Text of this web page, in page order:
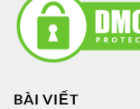
BÀI VIẾT